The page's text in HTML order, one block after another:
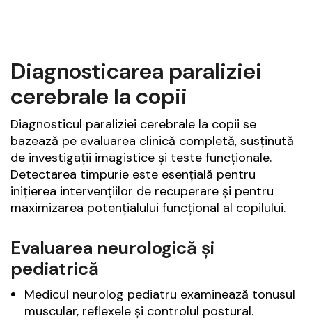
Diagnosticarea paraliziei
cerebrale la copii
Diagnosticul paraliziei cerebrale la copii se
bazează pe evaluarea clinică completă, susținută
de investigații imagistice și teste funcționale.
Detectarea timpurie este esențială pentru
inițierea intervențiilor de recuperare și pentru
maximizarea potențialului funcțional al copilului.
Evaluarea neurologică și
pediatrică
Medicul neurolog pediatru examinează tonusul
muscular, reflexele și controlul postural.